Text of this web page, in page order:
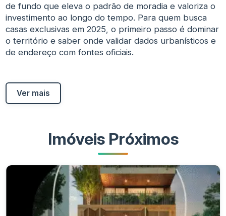
de fundo que eleva o padrão de moradia e valoriza o
investimento ao longo do tempo. Para quem busca
casas exclusivas em 2025, o primeiro passo é dominar
o território e saber onde validar dados urbanísticos e
de endereço com fontes oficiais.
Ver mais
Imóveis Próximos